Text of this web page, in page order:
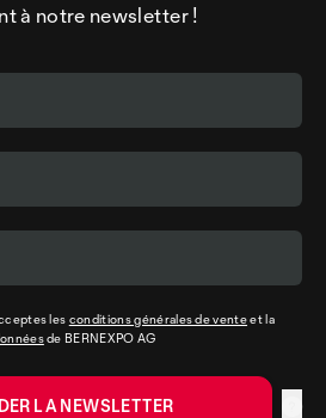
à notre newsletter !
les conditions générales de venteet la
de BERNEXPO AG